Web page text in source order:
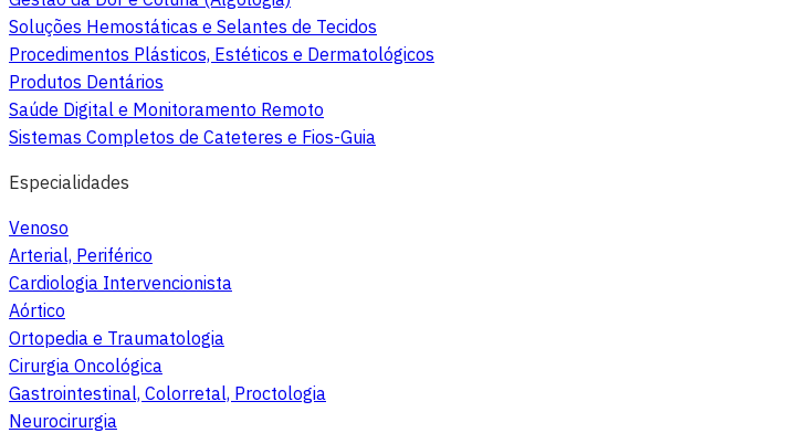
Soluções Hemostáticas e Selantes de Tecidos
Procedimentos Plásticos, Estéticos e Dermatológicos
Produtos Dentários
Saúde Digital e Monitoramento Remoto
Sistemas Completos de Cateteres e Fios-Guia
Especialidades
Venoso
Arterial, Periférico
Cardiologia Intervencionista
Aórtico
Ortopedia e Traumatologia
Cirurgia Oncológica
Gastrointestinal, Colorretal, Proctologia
Neurocirurgia